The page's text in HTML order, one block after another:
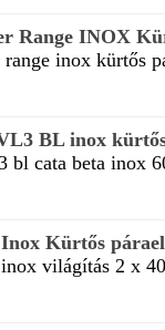
Range INOX
inox kürtős
BL inox
bl cata beta inox
Kürtős
inox világítás 2 x